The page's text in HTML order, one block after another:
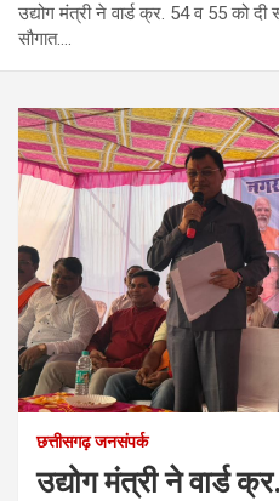
उद्योग मंत्री ने वार्ड क्र. 54 व 55 को
सौगात….
छत्तीसगढ़ जनसंपर्क
उद्योग मंत्री ने वार्ड